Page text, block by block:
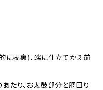
に表裏)、端に仕立てかえ前
たり、お太鼓部分と胴回り